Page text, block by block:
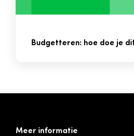
Budgetteren: hoe doe je
Meer informatie